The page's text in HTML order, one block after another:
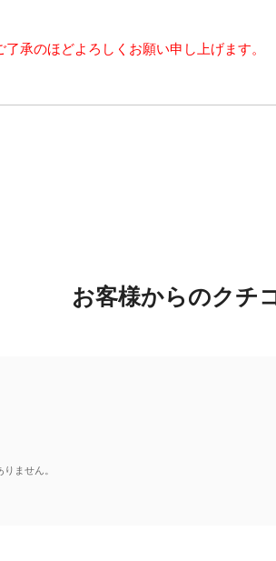
承のほどよろしくお願い申し上げます。
お客様からのクチ
ません。